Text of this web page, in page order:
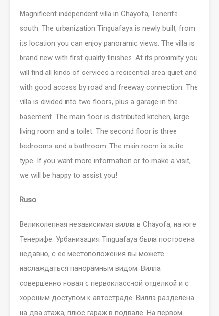
Magnificent independent villa in Chayofa, Tenerife
south. The urbanization Tinguafaya is newly built, from
its location you can enjoy panoramic views. The villa is
brand new with first quality finishes. At its proximity you
will find all kinds of services a residential area quiet and
with good access by road and freeway connection. The
villa is divided into two floors, plus a garage in the
basement. The main floor is distributed kitchen, large
living room and a toilet. The second floor is three
bedrooms and a bathroom. The main room is suite
type. If you want more information or to make a visit,
we will be happy to assist you!
Ruso
Великолепная независимая вилла в Chayofa, на юге
Тенерифе. Урбанизация Tinguafaya была построена
недавно, с ее местоположения вы можете
наслаждаться панорамным видом. Вилла
совершенно новая с первоклассной отделкой и с
хорошим доступом к автостраде. Вилла разделена
на два этажа, плюс гараж в подвале. На первом